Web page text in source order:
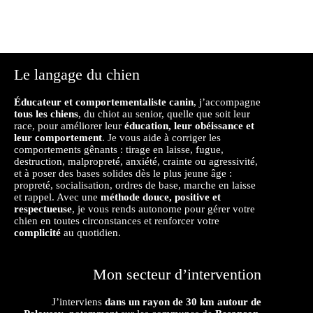
Le langage du chien
Éducateur et comportementaliste canin, j’accompagne
tous les chiens, du chiot au senior, quelle que soit leur
race, pour améliorer leur éducation, leur obéissance et
leur comportement. Je vous aide à corriger les
comportements gênants : tirage en laisse, fugue,
destruction, malpropreté, anxiété, crainte ou agressivité,
et à poser des bases solides dès le plus jeune âge :
propreté, socialisation, ordres de base, marche en laisse
et rappel. Avec une méthode douce, positive et
respectueuse, je vous rends autonome pour gérer votre
chien en toutes circonstances et renforcer votre
complicité au quotidien.
Mon secteur d’intervention
J’interviensdans un rayon de 30 km autour de